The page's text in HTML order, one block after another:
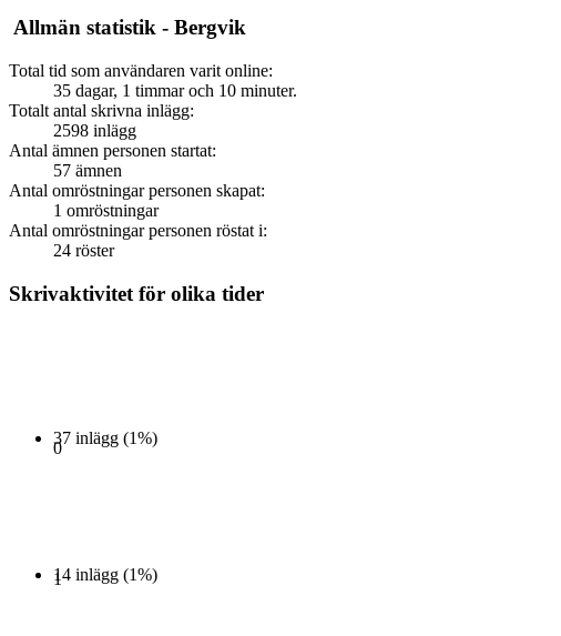
Allmän statistik - Bergvik
Total tid som användaren varit online:
35 dagar, 1 timmar och 10 minuter.
Totalt antal skrivna inlägg:
2598 inlägg
Antal ämnen personen startat:
57 ämnen
Antal omröstningar personen skapat:
1 omröstningar
Antal omröstningar personen röstat i:
24 röster
Skrivaktivitet för olika tider
37 inlägg (1%)
0
14 inlägg (1%)
1